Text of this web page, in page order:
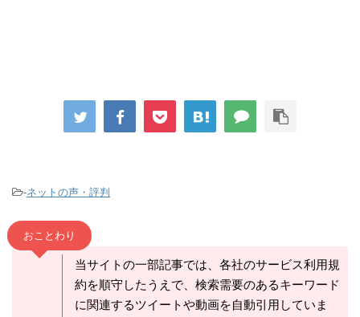
-ネットの声・評判
おことわり
当サイトの一部記事では、各社のサービス利用規
約を順守したうえで、検索需要のあるキーワード
に関連するツイートや動画を自動引用していま